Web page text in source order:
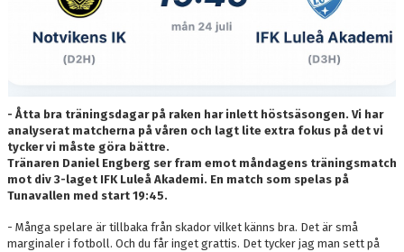
- Åtta bra träningsdagar på raken har inlett höstsäsongen. Vi har
analyserat matcherna på våren och lagt lite extra fokus på det vi
tycker vi måste göra bättre.
Tränaren Daniel Engberg ser fram emot måndagens träningsmatch
mot div 3-laget IFK Luleå Akademi. En match som spelas på
Tunavallen med start 19:45.
- Många spelare är tillbaka från skador vilket känns bra. Det är små
marginaler i fotboll. Och du får inget grattis. Det tycker jag man sett på